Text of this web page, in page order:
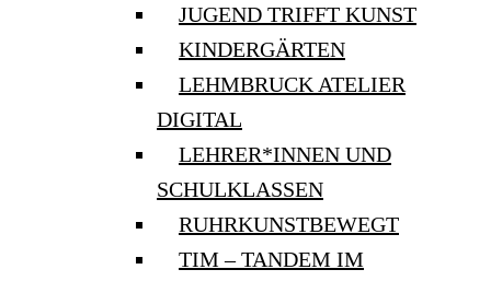
JUGEND TRIFFT KUNST
KINDERGÄRTEN
LEHMBRUCK ATELIER
DIGITAL
LEHRER*INNEN UND
SCHULKLASSEN
RUHRKUNSTBEWEGT
TIM – TANDEM IM